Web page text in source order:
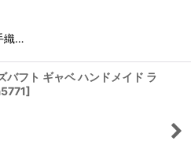
織…
フト ギャベ ハンドメイド ラ
]